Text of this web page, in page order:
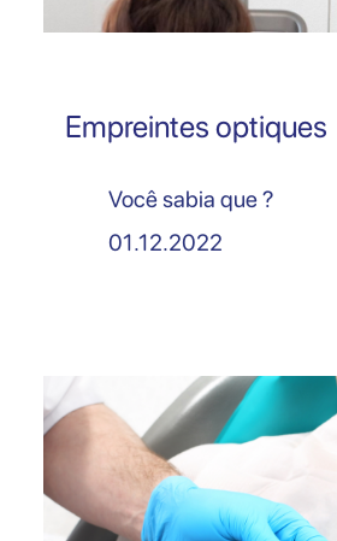
Empreintes optiques
Você sabia que ?
01.12.2022